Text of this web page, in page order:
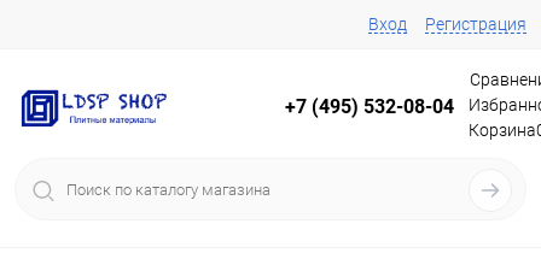
Вход Регистрация
+7 (495) 532-08-04
Корзина